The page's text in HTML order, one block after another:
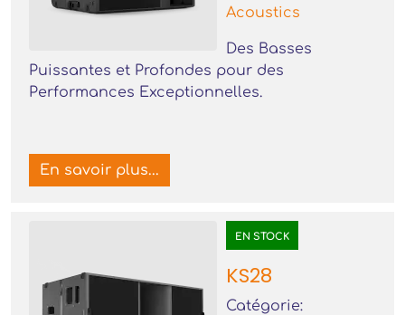
Acoustics
Des Basses
Puissantes et Profondes pour des
Performances Exceptionnelles.
En savoir plus...
EN STOCK
KS28
Catégorie: